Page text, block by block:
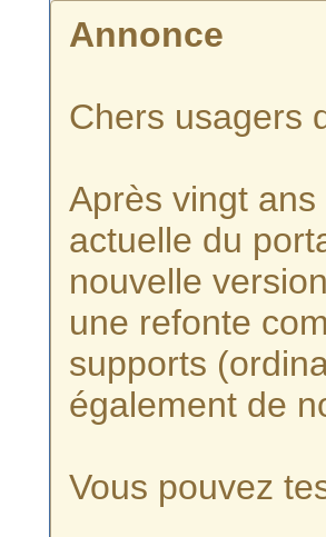
Annonce
Chers usagers
Après vingt
actuelle du
nouvelle
une refonte
supports
également de
Vous pouvez